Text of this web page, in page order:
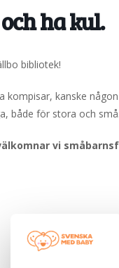
ha kul.
bibliotek!
kompisar, kanske
både för stora och
vi